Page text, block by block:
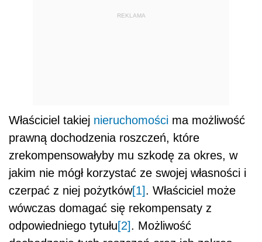
REKLAMA
Właściciel takiej nieruchomości ma możliwość
prawną dochodzenia roszczeń, które
zrekompensowałyby mu szkodę za okres, w
jakim nie mógł korzystać ze swojej własności i
czerpać z niej pożytków[1]. Właściciel może
wówczas domagać się rekompensaty z
odpowiedniego tytułu[2]. Możliwość